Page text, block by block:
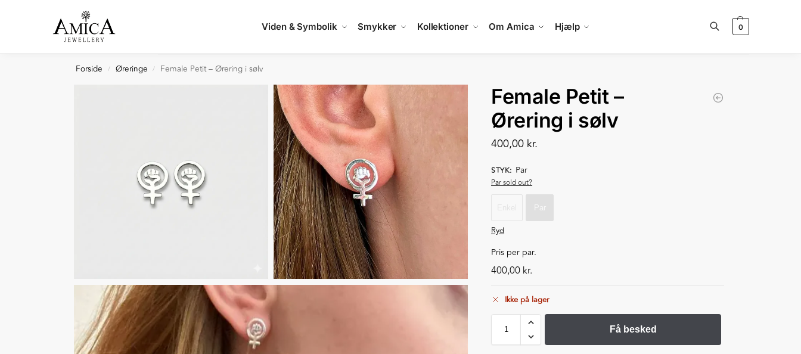
Viden & Symbolik Smykker Kollektioner Om Amica Hjælp 0
Forside / Øreringe / Female Petit – Ørering i sølv
Female Petit –
Ørering i sølv
400,00 kr.
STYK: Par
Par sold out?
Par
Ryd
Pris per par.
400,00 kr.
Ikke på lager
Få besked